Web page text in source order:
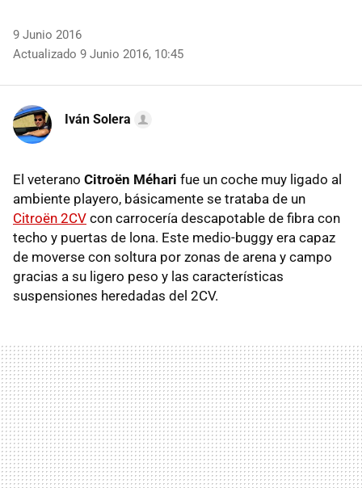
9 Junio 2016
Actualizado 9 Junio 2016, 10:45
Iván Solera
El veterano Citroën Méhari fue un coche muy ligado al
ambiente playero, básicamente se trataba de un
Citroën 2CV con carrocería descapotable de fibra con
techo y puertas de lona. Este medio-buggy era capaz
de moverse con soltura por zonas de arena y campo
gracias a su ligero peso y las características
suspensiones heredadas del 2CV.